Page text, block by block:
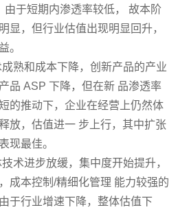
由于短期内渗透率较低， 故本阶
显，但行业估值出现明显回升，
。
熟和成本下降，创新产品的产业
品 ASP 下降，但在新 品渗透率
的推动下，企业在经营上仍然体
放，估值进一 步上行，其中扩张
现最佳。
术进步放缓，集中度开始提升，
成本控制/精细化管理 能力较强的
于行业增速下降，整体估值下